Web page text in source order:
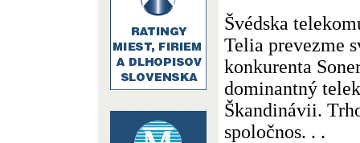
Švédska
Telia prevezme
konkurenta
dominantný
Škandinávii.
spoločnos. . .